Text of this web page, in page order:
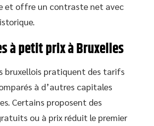
et offre un contraste net avec
à petit prix à Bruxelles
bruxellois pratiquent des tarifs
à d’autres capitales
Certains proposent des
ou à prix réduit le premier